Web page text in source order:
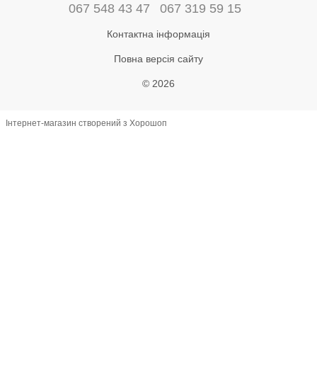
067 548 43 47 067 319 59 15
Контактна інформація
Повна версія сайту
© 2026
Інтернет-магазин створений з Хорошоп